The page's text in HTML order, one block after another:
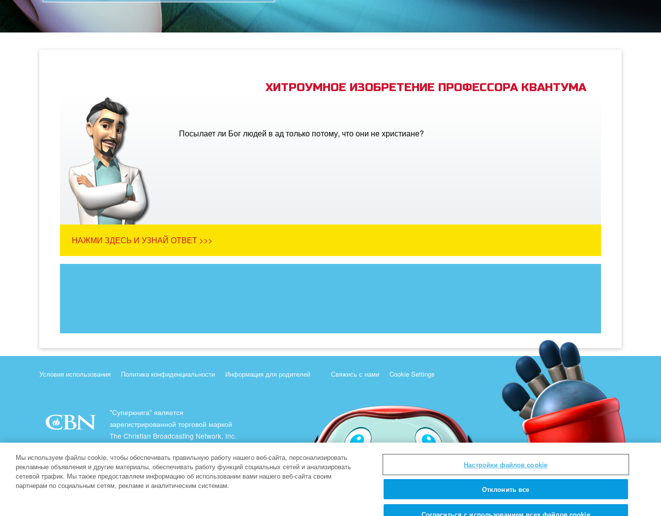
ХИТРОУМНОЕ ИЗОБРЕТЕНИЕ ПРОФЕССОРА КВАНТУМА
Посылает ли Бог людей в ад только потому, что они не христиане?
НАЖМИ ЗДЕСЬ И УЗНАЙ ОТВЕТ >>>
Условия использования Политика конфиденциальности Информация для родителей Свяжись с нами Cookie Settings
"Суперкнига" является
зарегистрированной торговой маркой
The Christian Broadcasting Network, Inc.
Все права защищены.
About CBN
Мы используем файлы cookie, чтобы обеспечивать правильную работу нашего веб-сайта, персонализировать
рекламные объявления и другие материалы, обеспечивать работу функций социальных сетей и анализировать
сетевой трафик. Мы также предоставляем информацию об использовании вами нашего веб-сайта своим
партнерам по социальным сетям, рекламе и аналитическим системам.
Настройки файлов cookie
Отклонить все